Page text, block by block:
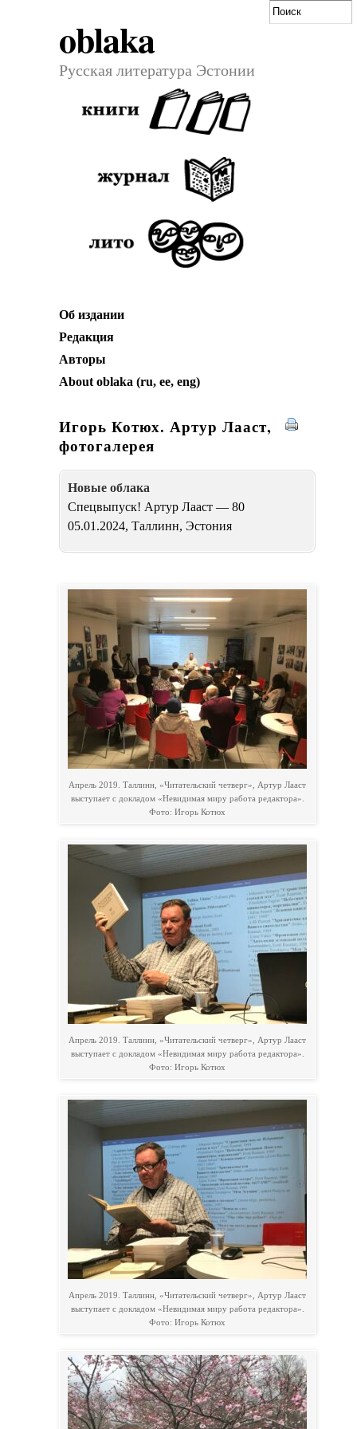
oblaka
Русская литература Эстонии
Об издании
Редакция
Авторы
About oblaka (ru, ee, eng)
Игорь Котюх. Артур Лааст,
фотогалерея
Новые oблака
Спецвыпуск! Артур Лааст — 80
05.01.2024, Таллинн, Эстония
Апрель 2019. Таллинн, «Читательский четверг», Артур Лааст
выступает с докладом «Невидимая миру работа редактора».
Фото: Игорь Котюх
Апрель 2019. Таллинн, «Читательский четверг», Артур Лааст
выступает с докладом «Невидимая миру работа редактора».
Фото: Игорь Котюх
Апрель 2019. Таллинн, «Читательский четверг», Артур Лааст
выступает с докладом «Невидимая миру работа редактора».
Фото: Игорь Котюх